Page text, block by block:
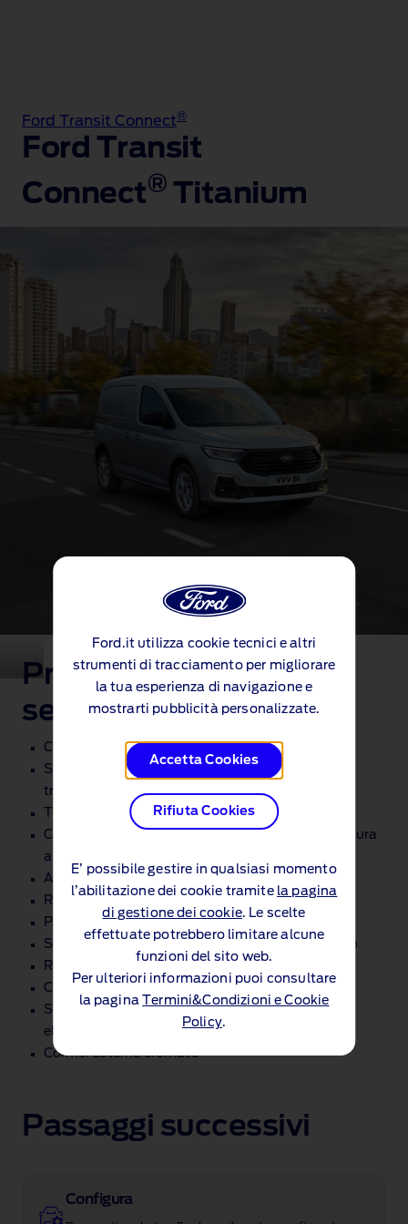
Ford.it utilizza cookie tecnici e altri
strumenti di tracciamento per migliorare
la tua esperienza di navigazione e
mostrarti pubblicità personalizzate.
Accetta Cookies
Rifiuta Cookies
E’ possibile gestire in qualsiasi momento
l’abilitazione dei cookie tramite la pagina
di gestione dei cookie. Le scelte
effettuate potrebbero limitare alcune
funzioni del sito web.
Per ulteriori informazioni puoi consultare
la paginaTermini&Condizioni e Cookie
Policy.
Ford Transit Connect®
Ford Transit
Connect® Titanium
Principali contenuti di
serie
Controllo intelligente della velocità di crociera
Sistema di ssistenza all'angolo cieco, Avviso di
traffico all'incrocio e Avviso di uscita
Telecamera posteriore
Controllo elettronico automatico della temperatura
a due zona
Accesso e avviamento senza chiave
Ricarica telefono senza cavi
Parabrezza riscaldato Quickclear
Sedile passeggero ribaltabile con piano di lavoro
Rivestimento del pavimento posteriore in vinile
Cerchi in lega da 17"
Specchietti retrovisori riscaldati e ripiegabili
elettricamente
Cornici esterne cromate
Passaggi successivi
Configura